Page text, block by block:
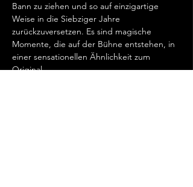
Bann zu ziehen und so auf einzigartige
Weise in die Siebziger Jahre
zurückzuversetzen. Es sind magische
Momente, die auf der Bühne entstehen, in
einer sensationellen Ähnlichkeit zum
Original.